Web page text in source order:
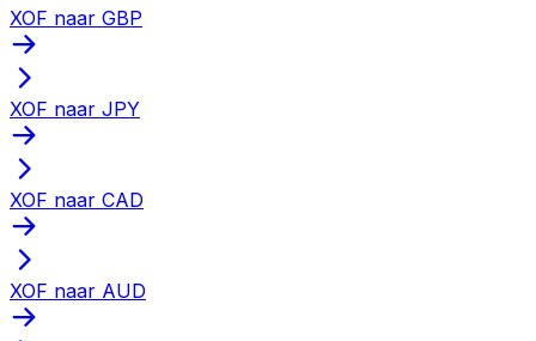
XOF naar GBP
XOF naar JPY
XOF naar CAD
XOF naar AUD